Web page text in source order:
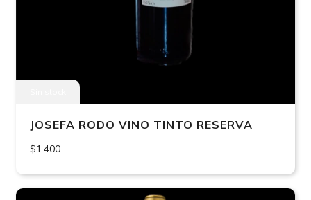
JOSEFA RODO VINO TINTO RESERVA
$1.400